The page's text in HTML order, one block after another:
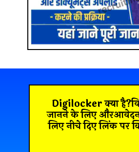
Digilocker क्या
जानने के लिए
लिए नीचे दिए लिंक पर